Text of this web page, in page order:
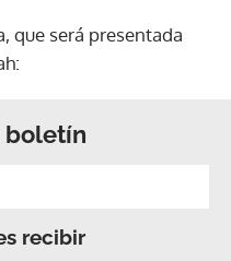
que será presentada
boletín
recibir